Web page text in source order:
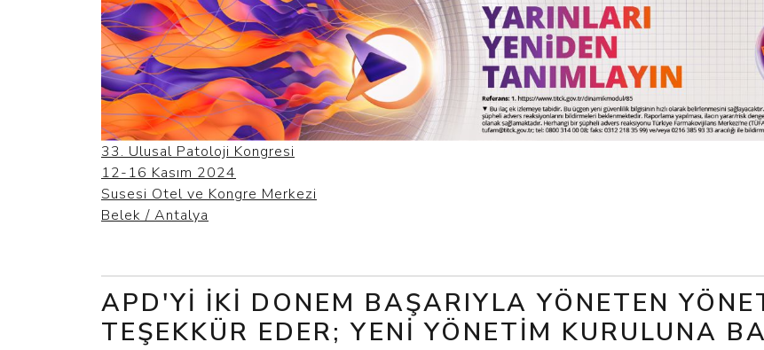
33. Ulusal Patoloji Kongresi
12-16 Kasım 2024
Susesi Otel ve Kongre Merkezi
Belek / Antalya
APD'YI IKI DONEM BAŞARIYLA YÖNETEN
TEŞEKKÜR EDER; YENI YÖNETIM KURULUNA